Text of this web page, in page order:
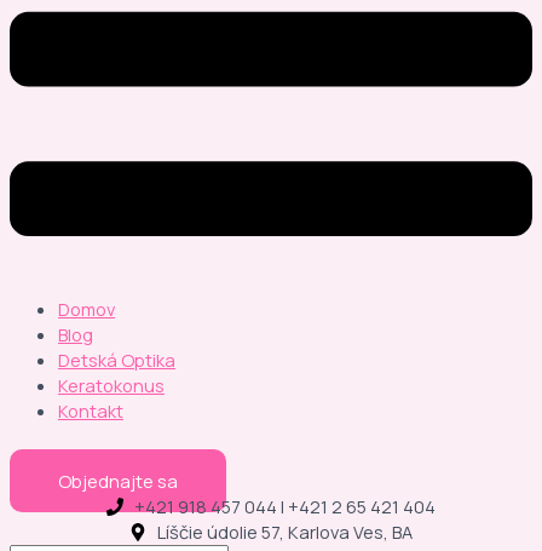
Domov
Blog
Detská Optika
Keratokonus
Kontakt
Objednajte sa
+421 918 457 044 | +421 2 65 421 404
Líščie údolie 57, Karlova Ves, BA